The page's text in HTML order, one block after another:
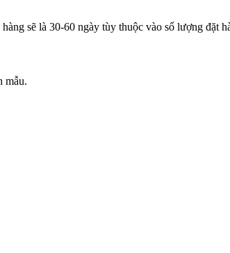
sẽ là 30-60 ngày tùy thuộc vào số lượng đặt
mẫu.